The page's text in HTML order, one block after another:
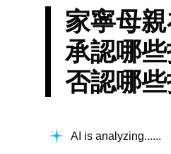
家寧母
承認哪
否認哪些
AI is analyzing...